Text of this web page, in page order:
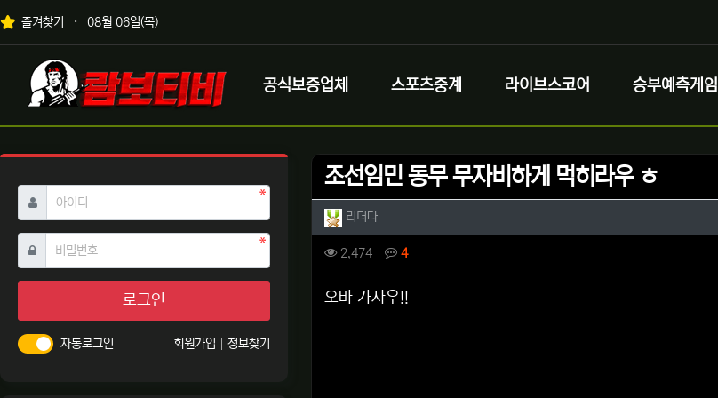
상단 네비
즐겨찾기 08월 06일(목)
메인 메뉴
로고
공식보증업체 스포츠중계 라이브스코어 승부예측게임
조선임민 동무 무자비하게 먹히라우 ㅎ
작성자 정보
리더다작성
컨텐츠 정보
2,474조회 4댓글
본문
오바 가자우!!
아이디 필수
비밀번호필수
로그인
자동로그인 회원가입 정보찾기